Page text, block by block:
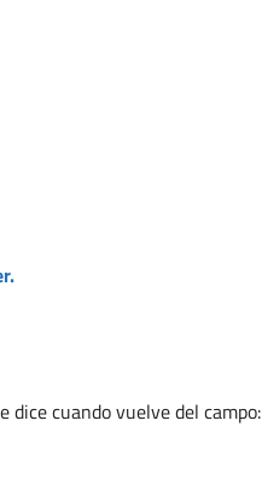
dice cuando vuelve del campo: